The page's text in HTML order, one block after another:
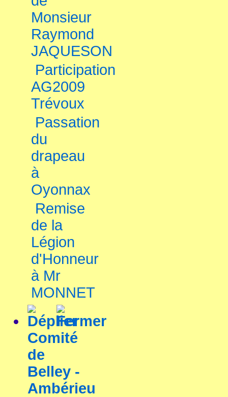
Monsieur
Raymond
JAQUESON
Participation
AG2009
Trévoux
Passation
du
drapeau
à
Oyonnax
Remise
de la
Légion
d'Honneur
à Mr
MONNET
Comité
de
Belley -
Ambérieu